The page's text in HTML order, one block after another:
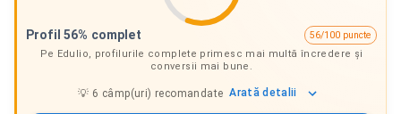
Profil 56% complet
56/100 puncte
Pe Edulio, profilurile complete primesc mai multă încredere și
conversii mai bune.
💡 6 câmp(uri) recomandate Arată detalii